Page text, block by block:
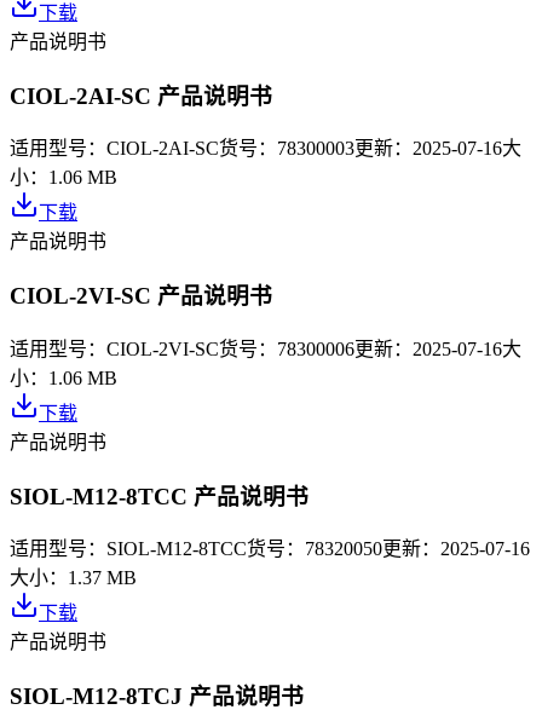
下载
产品说明书
CIOL-2AI-SC 产品说明书
适用型号： CIOL-2AI-SC货号： 78300003更新： 2025-07-16大
小： 1.06 MB
下载
产品说明书
CIOL-2VI-SC 产品说明书
适用型号： CIOL-2VI-SC货号： 78300006更新： 2025-07-16大
小： 1.06 MB
下载
产品说明书
SIOL-M12-8TCC 产品说明书
适用型号： SIOL-M12-8TCC货号： 78320050更新： 2025-07-16
大小： 1.37 MB
下载
产品说明书
SIOL-M12-8TCJ 产品说明书